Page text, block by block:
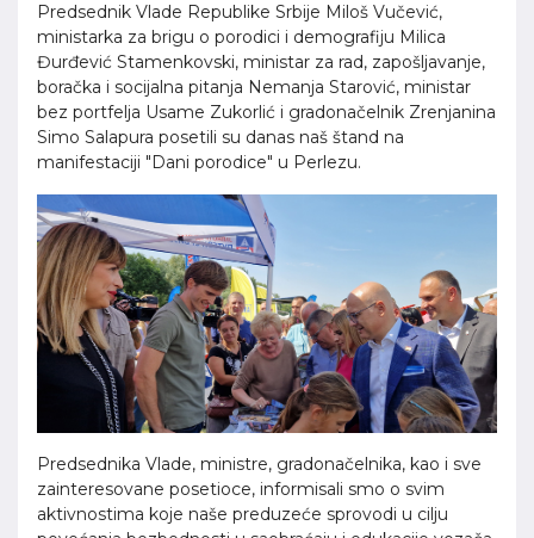
Predsednik Vlade Republike Srbije Miloš Vučević,
ministarka za brigu o porodici i demografiju Milica
Đurđević Stamenkovski, ministar za rad, zapošljavanje,
boračka i socijalna pitanja Nemanja Starović, ministar
bez portfelja Usame Zukorlić i gradonačelnik Zrenjanina
Simo Salapura posetili su danas naš štand na
manifestaciji "Dani porodice" u Perlezu.
Predsednika Vlade, ministre, gradonačelnika, kao i sve
zainteresovane posetioce, informisali smo o svim
aktivnostima koje naše preduzeće sprovodi u cilju